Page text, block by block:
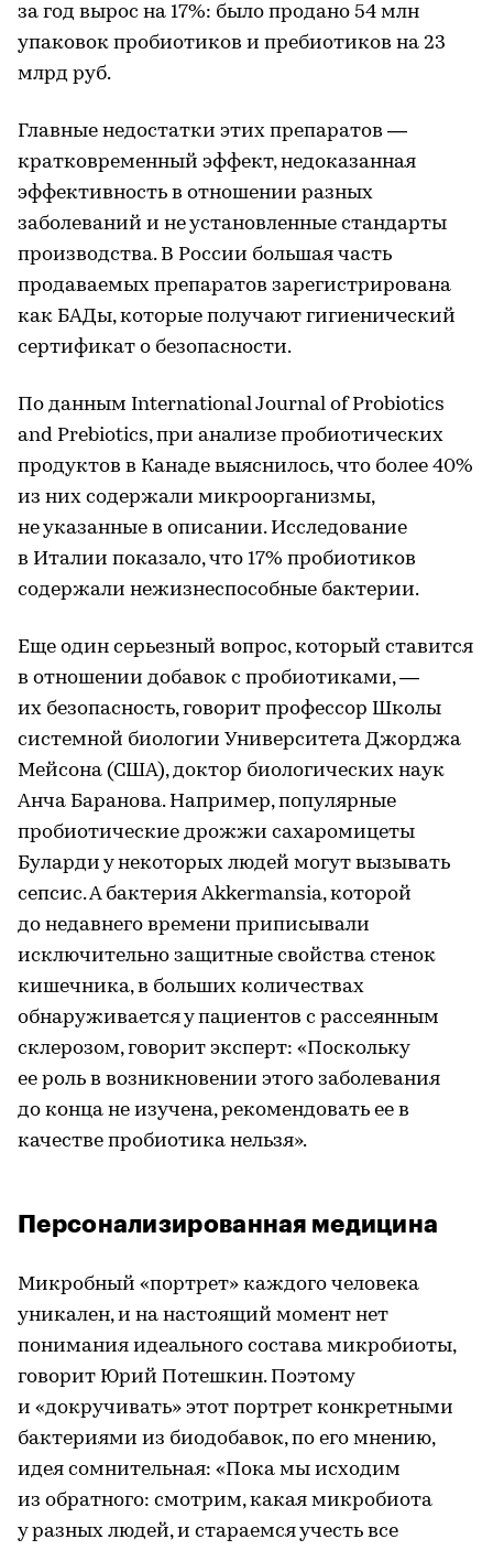
за год вырос на 17%: было продано 54 млн
упаковок пробиотиков и пребиотиков на 23
млрд руб.
Главные недостатки этих препаратов —
кратковременный эффект, недоказанная
эффективность в отношении разных
заболеваний и не установленные стандарты
производства. В России большая часть
продаваемых препаратов зарегистрирована
как БАДы, которые получают гигиенический
сертификат о безопасности.
По данным International Journal of Probiotics
and Prebiotics, при анализе пробиотических
продуктов в Канаде выяснилось, что более 40%
из них содержали микроорганизмы,
не указанные в описании. Исследование
в Италии показало, что 17% пробиотиков
содержали нежизнеспособные бактерии.
Еще один серьезный вопрос, который ставится
в отношении добавок с пробиотиками, —
их безопасность, говорит профессор Школы
системной биологии Университета Джорджа
Мейсона (США), доктор биологических наук
Анча Баранова. Например, популярные
пробиотические дрожжи сахаромицеты
Буларди у некоторых людей могут вызывать
сепсис. А бактерия Akkermansia, которой
до недавнего времени приписывали
исключительно защитные свойства стенок
кишечника, в больших количествах
обнаруживается у пациентов с рассеянным
склерозом, говорит эксперт: «Поскольку
ее роль в возникновении этого заболевания
до конца не изучена, рекомендовать ее в
качестве пробиотика нельзя».
Персонализированная медицина
Микробный «портрет» каждого человека
уникален, и на настоящий момент нет
понимания идеального состава микробиоты,
говорит Юрий Потешкин. Поэтому
и «докручивать» этот портрет конкретными
бактериями из биодобавок, по его мнению,
идея сомнительная: «Пока мы исходим
из обратного: смотрим, какая микробиота
у разных людей, и стараемся учесть все